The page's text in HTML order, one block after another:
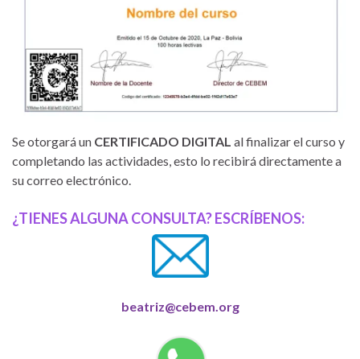
Se otorgará un CERTIFICADO DIGITAL al finalizar el curso y
completando las actividades, esto lo recibirá directamente a
su correo electrónico.
¿TIENES ALGUNA CONSULTA? ESCRÍBENOS:
beatriz@cebem.org